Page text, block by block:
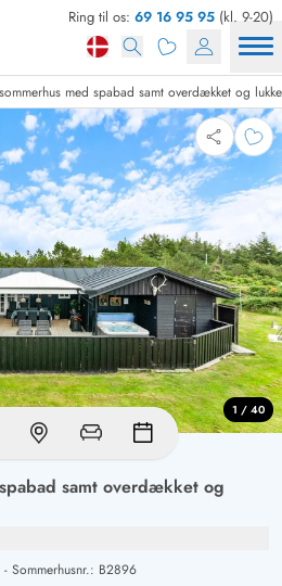
Ring til os: 69 16 95 95 (kl. 9-20)
med spabad samt overdækket og
samt overdækket og
- Sommerhusnr.: B2896
1 / 40